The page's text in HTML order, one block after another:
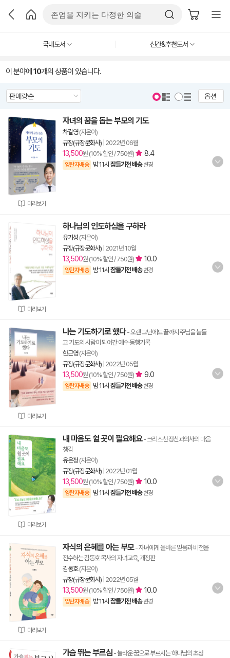
국내도서 신간&추천도서
이 분야에 10개의 상품이 있습니다.
옵션
미리보기
자녀의 꿈을 돕는 부모의 기도
차길영(지은이)
규장(규장문화사) 2022년 06월
13,500원 (10% 할인 / 750원) 8.4
양탄자배송 밤 11시 잠들기전 배송 변경
미리보기
하나님의 인도하심을 구하라
유기성 (지은이)
규장(규장문화사) 2021년 10월
13,500원 (10% 할인 / 750원) 10.0
양탄자배송 밤 11시 잠들기전 배송 변경
미리보기
나는 기도하기로 했다- 오랜 고난에도 끝까지 주님을 붙들
고 기도의 사람이 되어간 예수 동행기록
한근영(지은이)
규장(규장문화사) 2022년 05월
13,500원 (10% 할인 / 750원) 9.0
양탄자배송 밤 11시 잠들기전 배송 변경
미리보기
내 마음도 쉴 곳이 필요해요- 크리스천 정신과의사의 마음
챙김
유은정 (지은이)
규장(규장문화사) 2022년 01월
13,500원 (10% 할인 / 750원) 10.0
양탄자배송 밤 11시 잠들기전 배송 변경
미리보기
자식의 은혜를 아는 부모- 자녀에게 올바른 믿음과 비전을
전수하는 김동호 목사의 자녀교육, 개정판
김동호(지은이)
규장(규장문화사) 2022년 05월
13,500원 (10% 할인 / 750원) 10.0
양탄자배송 밤 11시 잠들기전 배송 변경
가슴 뛰는 부르심 - 놀라운 꿈으로 부르시는 하나님의 초청